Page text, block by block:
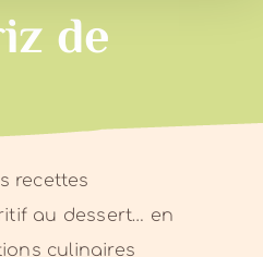
de
recettes
au dessert… en
culinaires